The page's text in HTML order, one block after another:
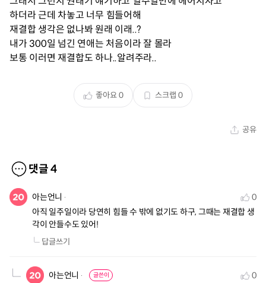
하더라 근데 차놓고 너무 힘들어해
재결합 생각은 없나봐 원래 이래..?
내가 300일 넘긴 연애는 처음이라 잘 몰라
보통 이러면 재결합도 하나..알려주라..
좋아요0 스크랩 0
공유
댓글4
아는언니
0
아직 일주일이라 당연히 힘들 수 밖에 없기도 하구, 그때는 재결합 생
각이 안들수도 있어!
답글쓰기
아는언니 글쓴이
0